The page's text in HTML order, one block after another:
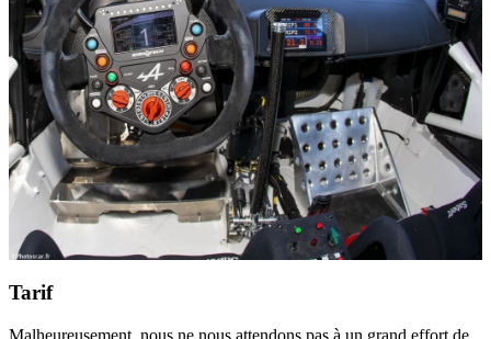
Tarif
Malheureusement, nous ne nous attendons pas à un grand effort de